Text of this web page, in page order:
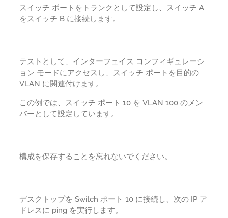
スイッチ ポートをトランクとして設定し、スイッチ A
をスイッチ B に接続します。
テストとして、インターフェイス コンフィギュレーシ
ョン モードにアクセスし、スイッチ ポートを目的の
VLAN に関連付けます。
この例では、スイッチ ポート 10 を VLAN 100 のメン
バーとして設定しています。
構成を保存することを忘れないでください。
デスクトップを Switch ポート 10 に接続し、次の IP ア
ドレスに ping を実行します。